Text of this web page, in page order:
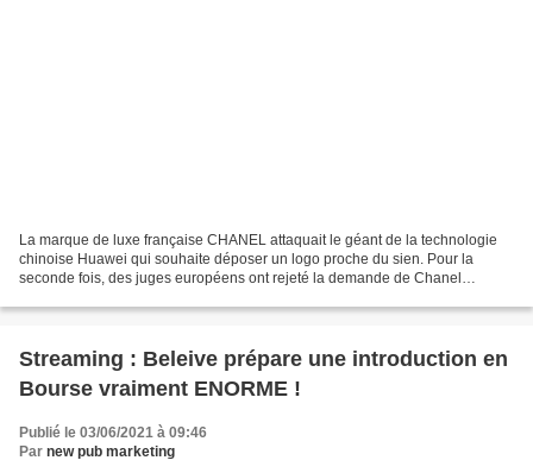
La marque de luxe française CHANEL attaquait le géant de la technologie
chinoise Huawei qui souhaite déposer un logo proche du sien. Pour la
seconde fois, des juges européens ont rejeté la demande de Chanel
Streaming : Beleive prépare une introduction en
Bourse vraiment ENORME !
Publié le 03/06/2021 à 09:46
Par new pub marketing